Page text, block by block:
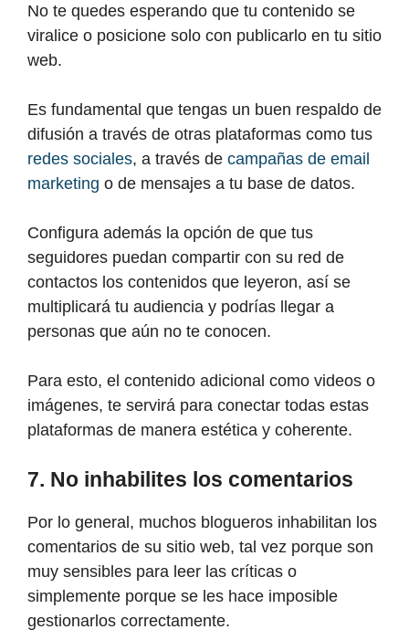
No te quedes esperando que tu contenido se
viralice o posicione solo con publicarlo en tu sitio
web.
Es fundamental que tengas un buen respaldo de
difusión a través de otras plataformas como tus
redes sociales, a través de campañas de email
marketing o de mensajes a tu base de datos.
Configura además la opción de que tus
seguidores puedan compartir con su red de
contactos los contenidos que leyeron, así se
multiplicará tu audiencia y podrías llegar a
personas que aún no te conocen.
Para esto, el contenido adicional como videos o
imágenes, te servirá para conectar todas estas
plataformas de manera estética y coherente.
7. No inhabilites los comentarios
Por lo general, muchos blogueros inhabilitan los
comentarios de su sitio web, tal vez porque son
muy sensibles para leer las críticas o
simplemente porque se les hace imposible
gestionarlos correctamente.